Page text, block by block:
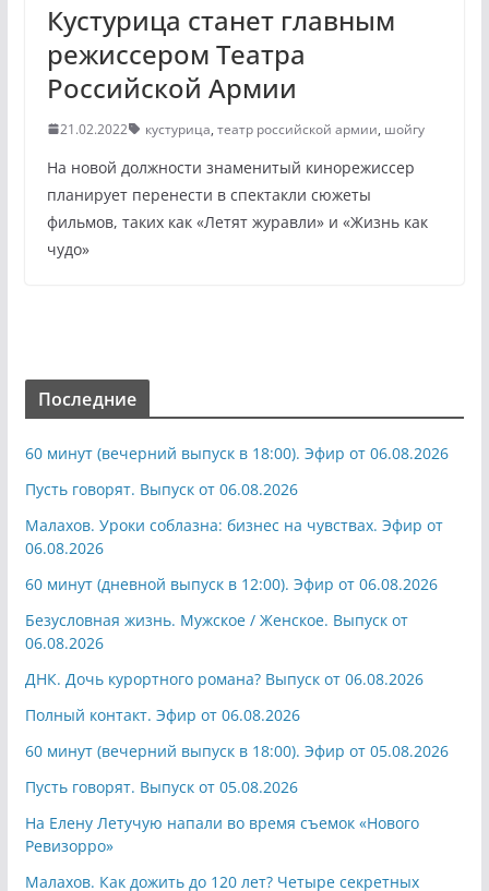
Кустурица станет главным
режиссером Театра
Российской Армии
21.02.2022 кустурица, театр российской армии, шойгу
На новой должности знаменитый кинорежиссер
планирует перенести в спектакли сюжеты
фильмов, таких как «Летят журавли» и «Жизнь как
чудо»
Последние
60 минут (вечерний выпуск в 18:00). Эфир от 06.08.2026
Пусть говорят. Выпуск от 06.08.2026
Малахов. Уроки соблазна: бизнес на чувствах. Эфир от
06.08.2026
60 минут (дневной выпуск в 12:00). Эфир от 06.08.2026
Безусловная жизнь. Мужское / Женское. Выпуск от
06.08.2026
ДНК. Дочь курортного романа? Выпуск от 06.08.2026
Полный контакт. Эфир от 06.08.2026
60 минут (вечерний выпуск в 18:00). Эфир от 05.08.2026
Пусть говорят. Выпуск от 05.08.2026
На Елену Летучую напали во время съемок «Нового
Ревизорро»
Малахов. Как дожить до 120 лет? Четыре секретных